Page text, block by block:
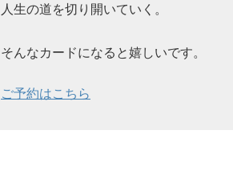
人生の道を切り開いていく。
そんなカードになると嬉しいです。
ご予約はこちら